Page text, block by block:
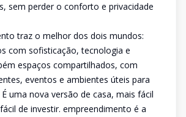
sem perder o conforto e privacidade
traz o melhor dos dois mundos:
com sofisticação, tecnologia e
espaços compartilhados, com
eventos e ambientes úteis para
uma nova versão de casa, mais fácil
de investir. empreendimento é a